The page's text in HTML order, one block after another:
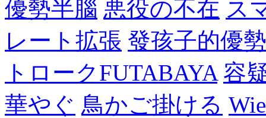
優勢半腦 悪役の不在 ス
レート拡張 發孩子的優
トロークFUTABAYA 容
華やぐ 鳥かご掛ける